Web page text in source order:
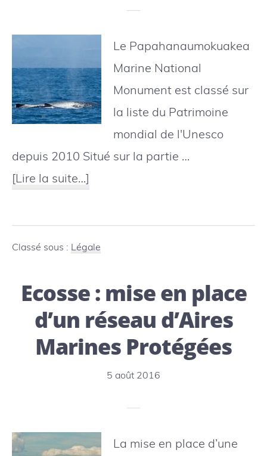
Le Papahanaumokuakea
Marine National
Monument est classé sur
la liste du Patrimoine
mondial de l'Unesco
depuis 2010 Situé sur la partie …
[Lire la suite…]
:
Obama
la
plus
grande
réserve
marine
Classé sous : Légale
Ecosse : mise en place
d’un réseau d’Aires
Marines Protégées
5 août 2016
La mise en place d’une